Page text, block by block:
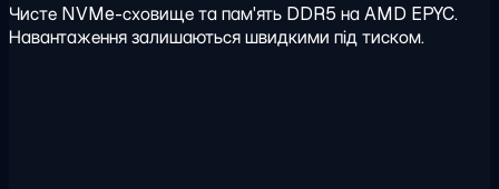
Чисте NVMe-сховище та пам'ять DDR5 на AMD EPYC.
Навантаження залишаються швидкими під тиском.